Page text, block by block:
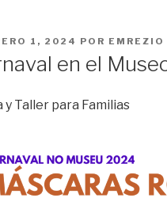
1, 2024 POR EMREZIO
en el
y Taller para Familias